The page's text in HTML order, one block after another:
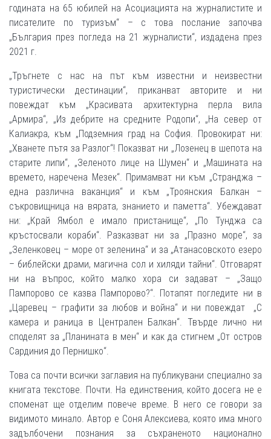
годината на 65 юбилей на Асоциацията на журналистите и
писателите по туризъм“ – с това послание започва
„България през погледа на 21 журналисти“, издадена през
2021 г.
„Тръгнете с нас на път към известни и неизвестни
туристически дестинации“, приканват авторите и ни
повеждат към „Красивата архитектурна перла вила
„Армира“, „Из дебрите на средните Родопи“, „На север от
Калиакра, към „Подземния град на София. Провокират ни:
„Хванете пътя за Разлог“! Показват ни „Лозенец в шепота на
старите липи“, „Зеленото лице на Шумен“ и „Машината на
времето, наречена Мезек“. Примамват ни към „Странджа –
една различна ваканция“ и към „Троянския Балкан –
съкровищница на вярата, знанието и паметта“. Убеждават
ни: „Край Ямбол е имало пристанище“, „По Тунджа са
кръстосвали кораби“. Разказват ни за „Празно море“, за
„Зеленковец – море от зеленина“ и за „Атанасовското езеро
– библейски драми, магична сол и хиляди тайни“. Отговарят
ни на въпрос, който малко хора си задават – „Защо
Пампорово се казва Пампорово?“. Потапят погледите ни в
„Царевец – графити за любов и война“ и ни повеждат „С
камера и раница в Централен Балкан“. Твърде лично ни
споделят за „Планината в мен“ и как да стигнем „От остров
Сардиния до Пернишко“.
Това са почти всички заглавия на публикувани специално за
книгата текстове. Почти. На единствения, който досега не е
споменат ще отделим повече време. В него се говори за
видимото минало. Автор е Соня Алексиева, която има много
задълбочени познания за съхраненото национално